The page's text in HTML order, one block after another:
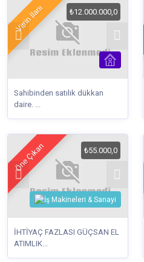
Vitrin İlanı ₺12.000.000,0
Sahibinden satılık dükkan
daire. ...
Öne Çıkan ₺55.000,0
İHTİYAÇ FAZLASI GÜÇSAN EL
ATIMLIK...